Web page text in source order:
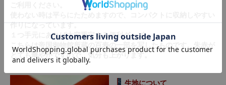
作りになっています。
１つ手元にあれば大変重宝する便利グッズ。
こちらは帝国御物館所蔵の百寿の一部を写したものです。朱赤が
とても華やかですので、気分も上がります。
生地について